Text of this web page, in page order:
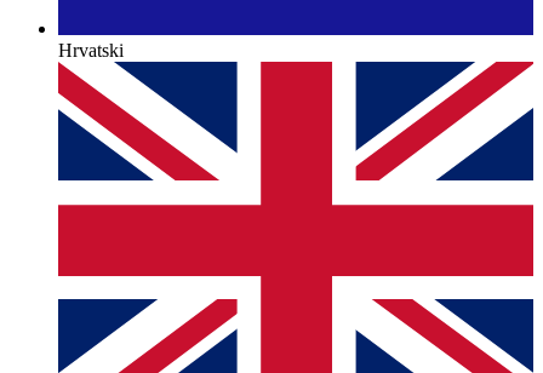
Hrvatski